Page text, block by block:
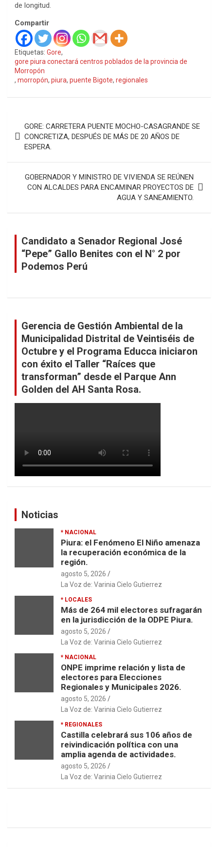
de longitud.
Compartir
Etiquetas: Gore,
gore piura conectará centros poblados de la provincia de
Morropón
, morropón, piura, puente Bigote, regionales
de
entradas
GORE: CARRETERA PUENTE MOCHO-CASAGRANDE SE
CONCRETIZA, DESPUÉS DE MÁS DE 20 AÑOS DE
ESPERA.
GOBERNADOR Y MINISTRO DE VIVIENDA SE REÚNEN
CON ALCALDES PARA ENCAMINAR PROYECTOS DE
AGUA Y SANEAMIENTO.
Candidato a Senador Regional José
“Pepe” Gallo Benites con el N° 2 por
Podemos Perú
Gerencia de Gestión Ambiental de la
Municipalidad Distrital de Veintiséis de
Octubre y el Programa Educca iniciaron
con éxito el Taller “Raíces que
transforman” desde el Parque Ann
Golden del AH Santa Rosa.
Noticias
* NACIONAL
Piura: el Fenómeno El Niño amenaza
la recuperación económica de la
región.
agosto 5, 2026
La Voz de: Varinia Cielo Gutierrez
* LOCALES
Más de 264 mil electores sufragarán
en la jurisdicción de la ODPE Piura.
agosto 5, 2026
La Voz de: Varinia Cielo Gutierrez
* NACIONAL
ONPE imprime relación y lista de
electores para Elecciones
Regionales y Municipales 2026.
agosto 5, 2026
La Voz de: Varinia Cielo Gutierrez
* REGIONALES
Castilla celebrará sus 106 años de
reivindicación política con una
amplia agenda de actividades.
agosto 5, 2026
La Voz de: Varinia Cielo Gutierrez